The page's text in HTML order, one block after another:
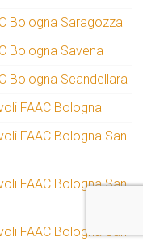
Bologna Saragozza
Bologna Savena
Bologna Scandellara
FAAC Bologna
FAAC Bologna San
FAAC Bologna San
FAAC Bologna San